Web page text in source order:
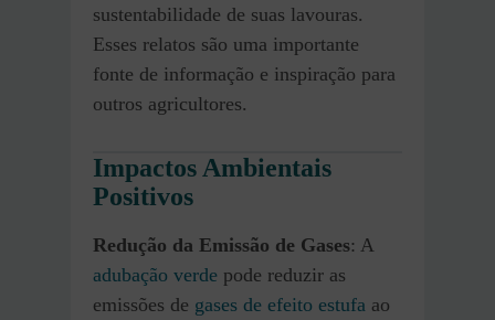
sustentabilidade de suas lavouras.
Esses relatos são uma importante
fonte de informação e inspiração para
outros agricultores.
Impactos Ambientais
Positivos
Redução da Emissão de Gases: A
adubação verde pode reduzir as
emissões de gases de efeito estufa ao